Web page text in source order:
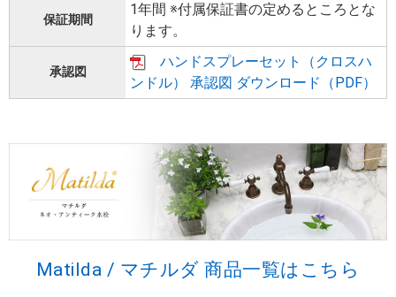
保証期間
1年間 ※付属保証書の定めるところとな
ります。
承認図
ハンドスプレーセット（クロスハ
ンドル） 承認図 ダウンロード（PDF）
Matilda / マチルダ 商品一覧はこちら